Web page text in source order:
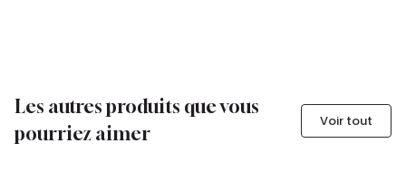
Les autres produits que vous
pourriez aimer
Voir tout